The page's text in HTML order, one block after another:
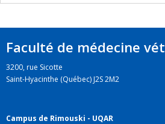
Faculté de médecine
3200, rue Sicotte
Saint-Hyacinthe (Québec) J2S 2M2
Campus de Rimouski - UQAR